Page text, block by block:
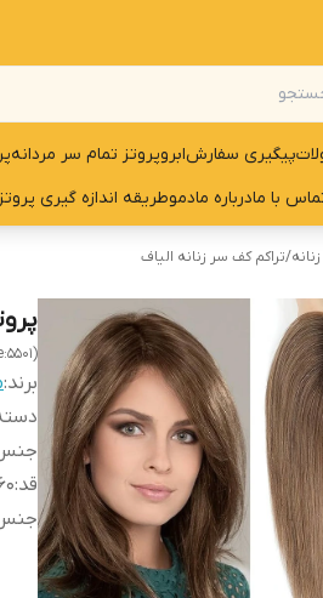
پیگیری سفارشابروپروتز تمام سر مردانه
با مادرباره مادموطریقه اندازه گیری
/تراکم کف سر زنانه الیاف
برند:
قد: